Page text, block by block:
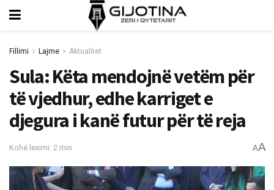
Fillimi Lajme Aktualitet
Sula: Këta mendojnë vetëm për
të vjedhur, edhe karriget e
djegura i kanë futur për të reja
Kohë leximi: 2 min AA